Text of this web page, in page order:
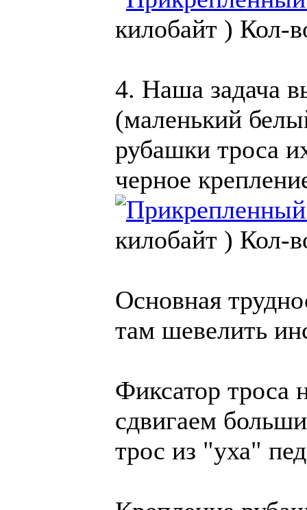
килобайт ) Кол-
4. Наша задача
(маленький
рубашки троса
черное
килобайт ) Кол-
Основная
там шевелить
Фиксатор троса
сдвигаем
трос из "уха"